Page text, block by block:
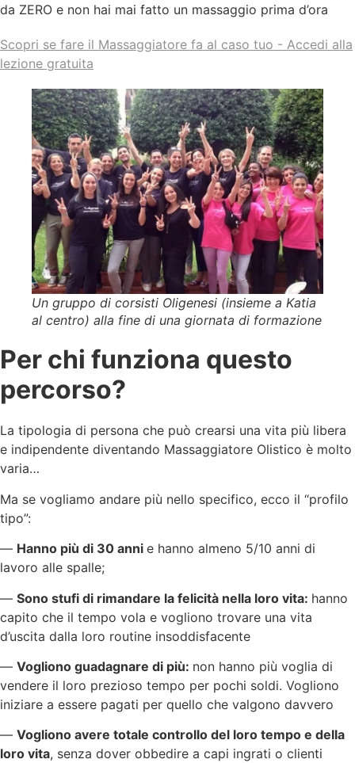
da ZERO e non hai mai fatto un massaggio prima d’ora
Scopri se fare il Massaggiatore fa al caso tuo - Accedi alla
lezione gratuita
Un gruppo di corsisti Oligenesi (insieme a Katia
al centro) alla fine di una giornata di formazione
Per chi funziona questo
percorso?
La tipologia di persona che può crearsi una vita più libera
e indipendente diventando Massaggiatore Olistico è molto
varia…
Ma se vogliamo andare più nello specifico, ecco il “profilo
tipo”:
— Hanno più di 30 anni e hanno almeno 5/10 anni di
lavoro alle spalle;
— Sono stufi di rimandare la felicità nella loro vita: hanno
capito che il tempo vola e vogliono trovare una vita
d’uscita dalla loro routine insoddisfacente
— Vogliono guadagnare di più: non hanno più voglia di
vendere il loro prezioso tempo per pochi soldi. Vogliono
iniziare a essere pagati per quello che valgono davvero
— Vogliono avere totale controllo del loro tempo e della
loro vita, senza dover obbedire a capi ingrati o clienti